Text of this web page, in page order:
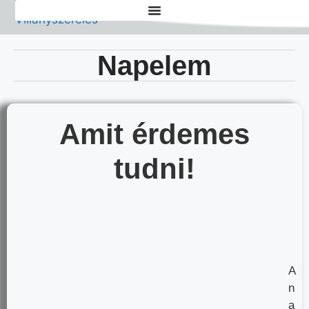
Napelem
Amit érdemes
tudni!
A
n
a